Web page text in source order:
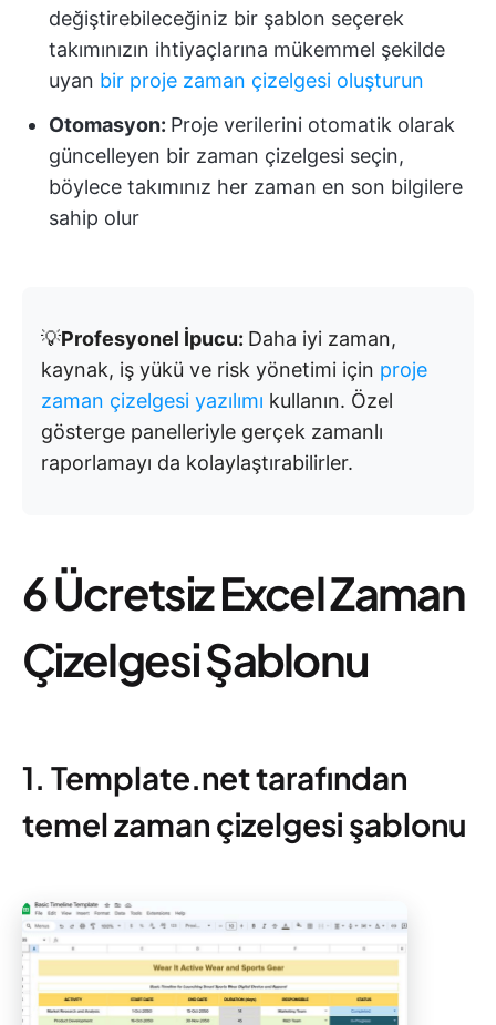
değiştirebileceğiniz bir şablon seçerek
takımınızın ihtiyaçlarına mükemmel şekilde
uyan bir proje zaman çizelgesi oluşturun
Otomasyon: Proje verilerini otomatik olarak
güncelleyen bir zaman çizelgesi seçin,
böylece takımınız her zaman en son bilgilere
sahip olur
💡Profesyonel İpucu: Daha iyi zaman,
kaynak, iş yükü ve risk yönetimi için proje
zaman çizelgesi yazılımı kullanın. Özel
gösterge panelleriyle gerçek zamanlı
raporlamayı da kolaylaştırabilirler.
6 ÜcretsizExcel Zaman
Çizelgesi Şablonu
1. Template.net tarafından
temel zaman çizelgesi şablonu